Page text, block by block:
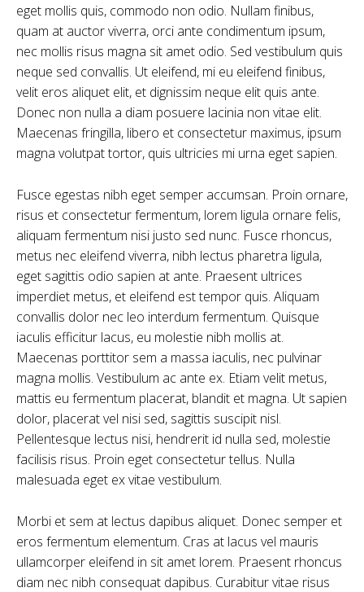
eget mollis quis, commodo non odio. Nullam finibus,
quam at auctor viverra, orci ante condimentum ipsum,
nec mollis risus magna sit amet odio. Sed vestibulum quis
neque sed convallis. Ut eleifend, mi eu eleifend finibus,
velit eros aliquet elit, et dignissim neque elit quis ante.
Donec non nulla a diam posuere lacinia non vitae elit.
Maecenas fringilla, libero et consectetur maximus, ipsum
magna volutpat tortor, quis ultricies mi urna eget sapien.
Fusce egestas nibh eget semper accumsan. Proin ornare,
risus et consectetur fermentum, lorem ligula ornare felis,
aliquam fermentum nisi justo sed nunc. Fusce rhoncus,
metus nec eleifend viverra, nibh lectus pharetra ligula,
eget sagittis odio sapien at ante. Praesent ultrices
imperdiet metus, et eleifend est tempor quis. Aliquam
convallis dolor nec leo interdum fermentum. Quisque
iaculis efficitur lacus, eu molestie nibh mollis at.
Maecenas porttitor sem a massa iaculis, nec pulvinar
magna mollis. Vestibulum ac ante ex. Etiam velit metus,
mattis eu fermentum placerat, blandit et magna. Ut sapien
dolor, placerat vel nisi sed, sagittis suscipit nisl.
Pellentesque lectus nisi, hendrerit id nulla sed, molestie
facilisis risus. Proin eget consectetur tellus. Nulla
malesuada eget ex vitae vestibulum.
Morbi et sem at lectus dapibus aliquet. Donec semper et
eros fermentum elementum. Cras at lacus vel mauris
ullamcorper eleifend in sit amet lorem. Praesent rhoncus
diam nec nibh consequat dapibus. Curabitur vitae risus